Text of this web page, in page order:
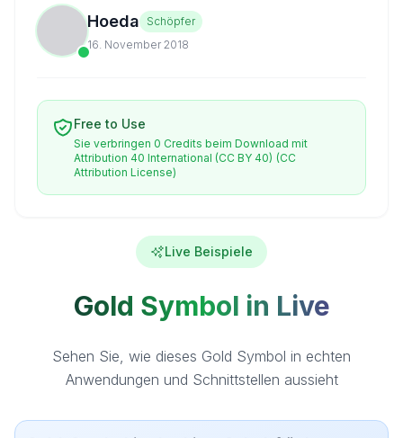
Hoeda
Schöpfer
16. November 2018
Free to Use
Sie verbringen 0 Credits beim Download mit
Attribution 40 International (CC BY 40) (CC
Attribution License)
Live Beispiele
Gold Symbol in Live
Sehen Sie, wie dieses Gold Symbol in echten
Anwendungen und Schnittstellen aussieht